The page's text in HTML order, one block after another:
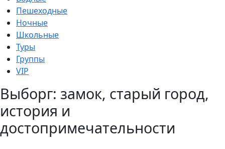
Пешеходные
Ночные
Школьные
Туры
Группы
VIP
Выборг: замок, старый город,
история и
достопримечательности